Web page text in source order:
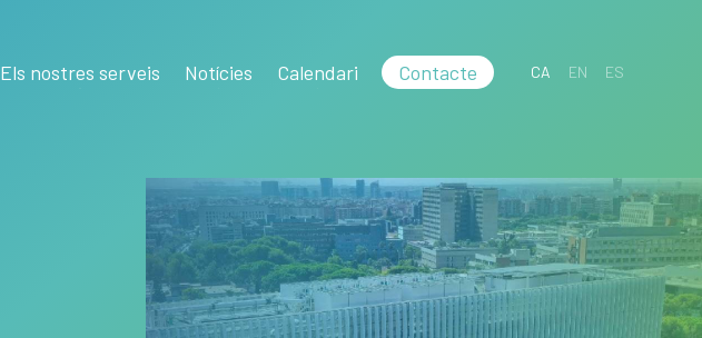
Els nostres serveis Notícies Calendari Contacte CA EN ES